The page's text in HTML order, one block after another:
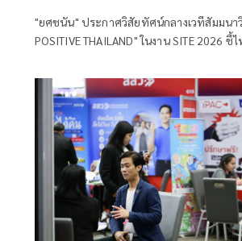
ลดคาร์บอนสู่การฟื้นฟูธรรมชา
"ยศชนัน" ประกาศวิสัยทัศน์กลางเวทีสัมมนาวิ
POSITIVE THAILAND" ในงาน SITE 2026 ชี้
เทคโนโลยีขั้นสูง ปั้นสตาร์ตอัปสายเทคโนโล
โฉมความหลากหลายทางชีวภาพ ให้เป็นเค
ใหม่ของประเทศ